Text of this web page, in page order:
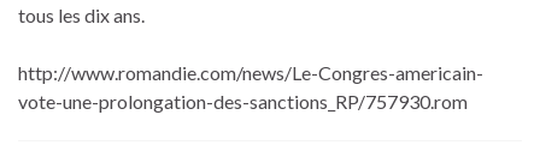
tous les dix ans.
http://www.romandie.com/news/Le-Congres-americain-
vote-une-prolongation-des-sanctions_RP/757930.rom